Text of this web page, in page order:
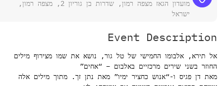
מועדון הגאז מצפה רמון, שדרות בן גוריון 2, מצפה רמון,
ישראל
Event
תירא, אלבומו החמישי של טל גור, נושא את שמו מצירוף מילים
בשני שירים מרכזיים באלבום – “אחים”
דן פגיס ו-“אנוש כחציר ימיו” מאת נתן זך. מתוך מילים אלה